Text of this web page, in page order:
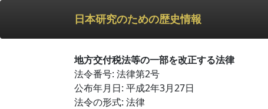
日本研究のための歴史情報
地方交付税法等の一部を改正する法律
法令番号: 法律第2号
公布年月日: 平成2年3月27日
法令の形式: 法律